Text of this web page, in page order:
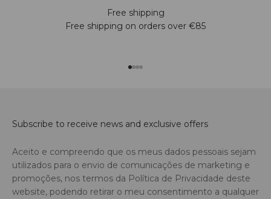
Free shipping
Free shipping on orders over €85
Subscribe to receive news and exclusive offers
Aceito e compreendo que os meus dados pessoais sejam
utilizados para o envio de comunicações de marketing e
promoções, nos termos da Política de Privacidade deste
website, podendo retirar o meu consentimento a qualquer